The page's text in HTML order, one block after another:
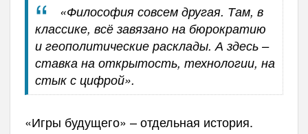
«Философия совсем другая. Там, в
классике, всё завязано на бюрократию
и геополитические расклады. А здесь –
ставка на открытость, технологии, на
стык с цифрой».
«Игры будущего» – отдельная история.